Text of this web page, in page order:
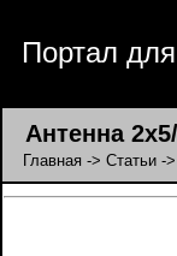
Портал
Антенна
Главная -> Статьи ->